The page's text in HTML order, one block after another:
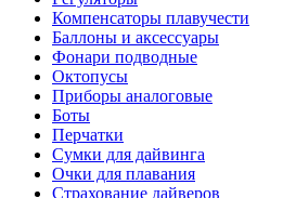
Компенсаторы плавучести
Баллоны и аксессуары
Фонари подводные
Октопусы
Приборы аналоговые
Боты
Перчатки
Сумки для дайвинга
Очки для плавания
Страхование дайверов